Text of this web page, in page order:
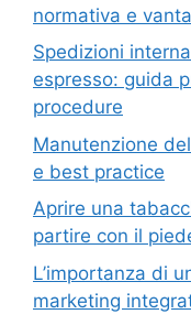
normativa e
Spedizioni
espresso: guida
procedure
Manutenzione
e best practice
Aprire una
partire con il
L’importanza di
marketing